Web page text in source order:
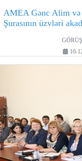
AMEA Gənc Alim və
Şurasının üzvləri
10-